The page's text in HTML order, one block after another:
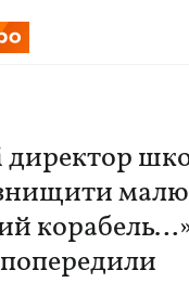
директор